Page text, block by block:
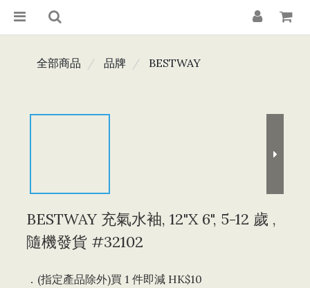
全部商品 品牌 BESTWAY
BESTWAY 充氣水袖, 12"X 6", 5-12 歲 ,
隨機發貨 #32102
．(指定產品除外)買 1 件即減 HK$10